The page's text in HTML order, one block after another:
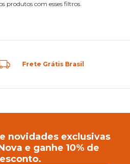
produtos com esses filtros.
Frete Grátis Brasil
novidades exclusivas
e ganhe 10% de